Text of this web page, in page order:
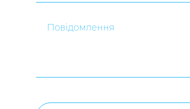
Повідомлення